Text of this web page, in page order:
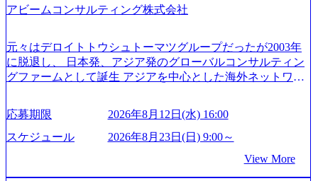
ス」型の組織体。社内スカウトや社内公募制度を用いて主
165942_70f09968-1b27-43e6-b849-1cd107c4f488_1200x698.web
p ## 働き方／WLB／待遇 内装8億円超のかっこいいオフィ
スがあり、 働き甲斐のあるランキング、新卒注目ランキン
ため事業創造の自由度が高く、赤字事業でも投資して長期
的な成長を若手に任せられる環境 対面でのコミュニケーシ
ョンメリットを重視するため出社勤務。1日の労働時間平均
ア組織） 2026年8月22日(土) 10:00～最長16:00 2026年8月10
2/Accenture-Recruiting-Brochure.pdf#zoom=50) 女性の活躍につ
rs/corporate/document/women-brochure.pdf#zoom=50) 社員発信
のキャリアブログ (https://www.accenture.com/jp-ja/blogs/japan-
careers-blog) 江川社長が語る「105点経営」 (https://business.ni
kkei.com/atcl/gen/19/00604/021600008/) 規模拡大で成功する理
6218) 大手広告代理店出身者などマーケティングのトップ人
材が集結するワケ (https://markezine.jp/article/detail/45446) エン
ジニアからコンサルタントへ。会社に入って、何が変わっ
た？ (https://www.businessinsider.jp/post-288838) プラダ：ラグ
アビームコンサルティング株式会社
元々はデロイトトウシュトーマツグループだったが2003年
に脱退し、 日本発、アジア発のグローバルコンサルティン
グファームとして誕生 アジアを中心とした海外ネットワー
供している日系最大級の総合コンサルティングファーム
『Build Beyond As One ®.』をブランドメッセージに掲げ、
企業や組織の変革を通じて社会や産業の課題を解決し、未
確実な実現と社会的価値及び経済的価値の追求にも貢献 NE
応募期限
2026年8月12日(水) 16:00
スケジュール
2026年8月23日(日) 9:00～
View More